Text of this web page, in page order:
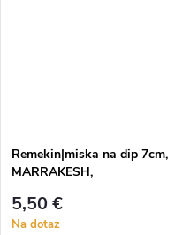
Remekin|miska na dip 7cm,
MARRAKESH,
Blanc|Costa Nova
5,50 €
Na dotaz